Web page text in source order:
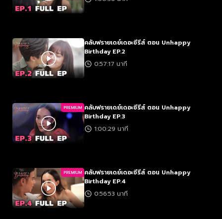
คลับฟรายเดย์เดอะซีรีส์ ตอน Unhappy
Birthday EP.2
0:57:17 นาที
PREMIUM คลับฟรายเดย์เดอะซีรีส์ ตอน Unhappy
Birthday EP.3
1:00:29 นาที
PREMIUM คลับฟรายเดย์เดอะซีรีส์ ตอน Unhappy
Birthday EP.4
0:56:53 นาที